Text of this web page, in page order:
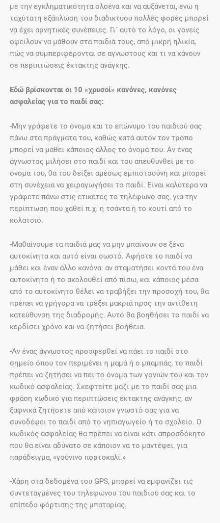
με την εγκληματικότητα ολοένα και να αυξάνεται, ενώ η
ταχύτατη εξάπλωση του διαδικτύου πολλές φορές μπορεί
να έχει αρνητικές συνέπειες. Γι´ αυτό το λόγο, οι γονείς
οφείλουν να μάθουν στα παιδιά τους, από μικρή ηλικία,
πώς να συμπεριφέρονται σε αγνώστους και τι να κάνουν
σε περιπτώσεις έκτακτης ανάγκης.
Εδώ βρίσκονται οι 10 «χρυσοί» κανόνες, κανόνες
ασφαλείας για το παιδί σας:
-Μην γράφετε το όνομα και το επώνυμο του παιδιού σας
πάνω στα πράγματα του, καθώς κατά αυτόν τον τρόπο
μπορεί να μάθει κάποιος άλλος το όνομά του. Αν ένας
άγνωστος μιλήσει στο παιδί και του απευθυνθεί με το
όνομα του, θα του δείξει αμέσως εμπιστοσύνη και μπορεί
στη συνέχεια να χειραγωγήσει το παιδί. Είναι καλύτερα να
γράφετε πάνω στις ετικέτες το τηλέφωνό σας, για την
περίπτωση που χαθεί π.χ. η τσάντα ή το κουτί από το
κολατσιό.
-Μαθαίνουμε τα παιδιά μας να μην μπαίνουν σε ξένα
αυτοκίνητα και αυτό είναι σωστό. Αφήστε το παιδί να
μάθει και έναν άλλο κανόνα: αν σταματήσει κοντά του ένα
αυτοκίνητο ή το ακολουθεί από πίσω, και κάποιος μέσα
από το αυτοκίνητο θέλει να τραβήξει την προσοχή του, θα
πρέπει να γρήγορα να τρέξει μακριά προς την αντίθετη
κατεύθυνση της διαδρομής. Αυτό θα βοηθήσει το παιδί να
κερδίσει χρόνο και να ζητήσει βοήθεια.
-Αν ένας άγνωστος προσφερθεί να πάει το παιδί στο
σημείο όπου τον περιμένει η μαμά ή ο μπαμπάς, το παιδί
πρέπει να ζητήσει να πει το όνομα των γονιών του και τον
κωδικό ασφαλείας. Σκεφτείτε μαζί με το παιδί σας μια
φράση κωδικό για περιπτώσεις έκτακτης ανάγκης, αν
ξαφνικά ζητήσετε από κάποιον γνωστό σας για να
συνοδέψει το παιδί από το νηπιαγωγείο ή το σχολείο. Ο
κωδικός ασφαλείας θα πρέπει να είναι κάτι απροσδόκητο
που θα είναι αδύνατο σε κάποιον να το μαντέψει, για
παράδειγμα, «γούνινο πορτοκαλί.»
-Χάρη στα δεδομένα του GPS, μπορεί να εμφανίζει τις
συντεταγμένες του τηλεφώνου του παιδιού σας και το
επίπεδο φόρτισης της μπαταρίας.